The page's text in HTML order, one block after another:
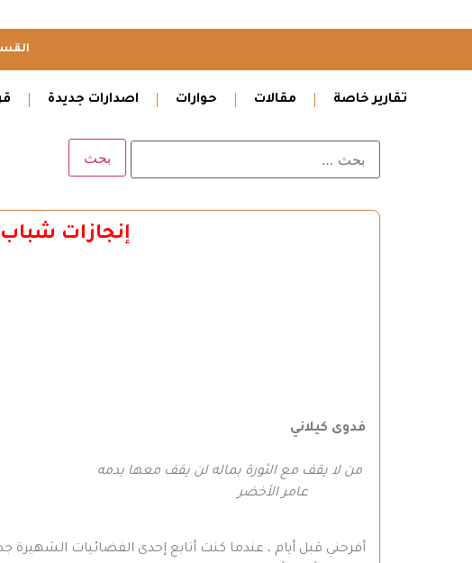
تقارير خاصة مقالات حوارات اصدارات جديدة
إنجازات
فدوى كيلاني
من لا يقف مع الثورة بماله لن يقف معها بدمه
عامر الأخضر
أفرحني قبل أيام ، عندما كنت أتابع إحدى الفضائيات الشهيرة